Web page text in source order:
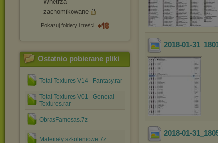
Wnetrza
zachomikowane
Pokazuj foldery i treści
Ostatnio pobierane pliki
Total Textures V14 - Fantasy.rar
Total Textures V01 - General
Textures.rar
ObrasFamosas.7z
Materiały szkoleniowe.7z
2018-01-
2018-01-